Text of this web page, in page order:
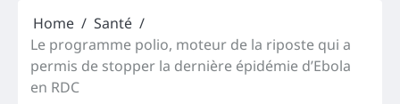
Home
Santé
Le programme polio, moteur de la riposte qui a
permis de stopper la dernière épidémie d’Ebola
en RDC